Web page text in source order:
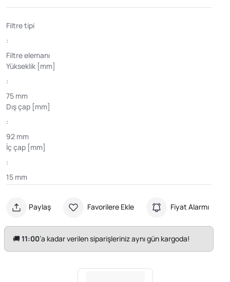
Filtre tipi
:
Filtre elemanı
Yükseklik [mm]
:
75 mm
Dış çap [mm]
:
92 mm
İç çap [mm]
:
15 mm
Paylaş Favorilere Ekle Fiyat Alarmı
🚚11:00’a kadar verilen siparişleriniz aynı gün kargoda!